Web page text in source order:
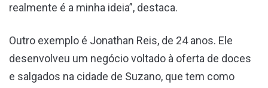
realmente é a minha ideia”, destaca.
Outro exemplo é Jonathan Reis, de 24 anos. Ele
desenvolveu um negócio voltado à oferta de doces
e salgados na cidade de Suzano, que tem como